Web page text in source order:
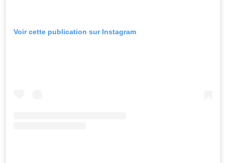
Voir cette publication sur Instagram